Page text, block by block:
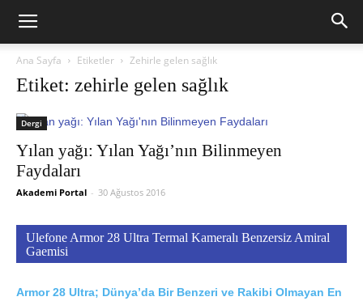
Ana Sayfa Etiketler Zehirle gelen sağlık
Etiket: zehirle gelen sağlık
Dergi
Yılan yağı: Yılan Yağı’nın Bilinmeyen
Faydaları
Akademi Portal - 30 Ağustos 2016
Ulefone Armor 28 Ultra Termal Kameralı Benzersiz Amiral
Gaemisi
Armor 28 Ultra; Dünya’da Bir Benzeri ve Rakibi Olmayan En